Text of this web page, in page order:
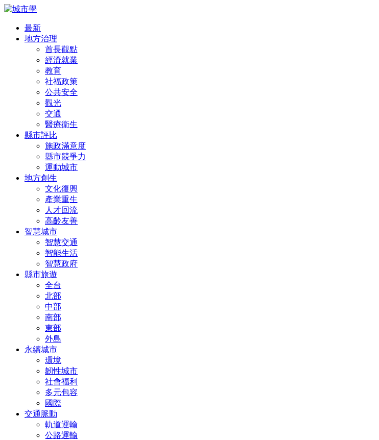
最新
地方治理
首長觀點
經濟就業
教育
社福政策
公共安全
觀光
交通
醫療衛生
縣市評比
施政滿意度
縣市競爭力
運動城市
地方創生
文化復興
產業重生
人才回流
高齡友善
智慧城市
智慧交通
智能生活
智慧政府
縣市旅遊
全台
北部
中部
南部
東部
外島
永續城市
環境
韌性城市
社會福利
多元包容
國際
交通脈動
軌道運輸
公路運輸